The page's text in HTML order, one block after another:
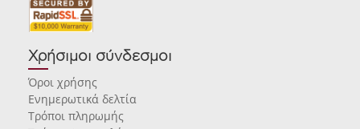
Χρήσιμοι σύνδεσμοι
Όροι χρήσης
Ενημερωτικά δελτία
Τρόποι πληρωμής